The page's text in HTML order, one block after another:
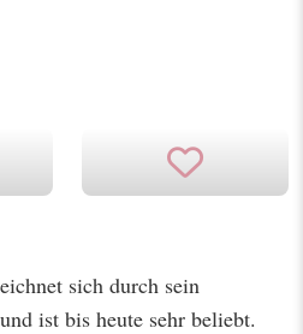
sich durch sein
ist bis heute sehr beliebt.